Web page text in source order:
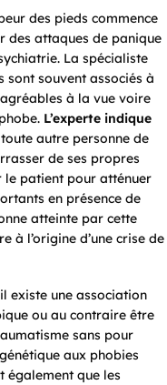
des pieds commence
des attaques de panique
La spécialiste
souvent associés à
à la vue voire
L’experte indique
autre personne de
de ses propres
le patient pour atténuer
en présence de
atteinte par cette
à l’origine d’une crise de
existe une association
ou au contraire être
sans pour
aux phobies
également que les